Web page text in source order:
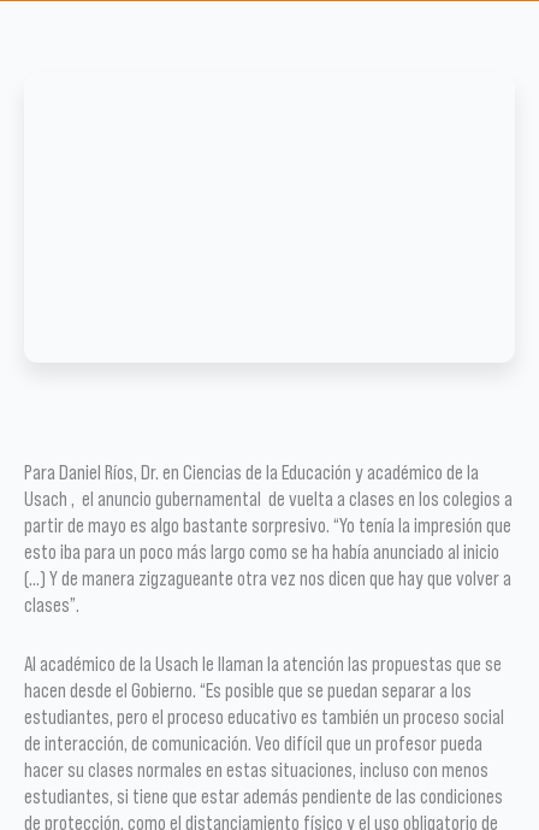
Para Daniel Ríos, Dr. en Ciencias de la Educación y académico de la
Usach , el anuncio gubernamental de vuelta a clases en los colegios a
partir de mayo es algo bastante sorpresivo. “Yo tenía la impresión que
esto iba para un poco más largo como se ha había anunciado al inicio
(…) Y de manera zigzagueante otra vez nos dicen que hay que volver a
clases”.
Al académico de la Usach le llaman la atención las propuestas que se
hacen desde el Gobierno. “Es posible que se puedan separar a los
estudiantes, pero el proceso educativo es también un proceso social
de interacción, de comunicación. Veo difícil que un profesor pueda
hacer su clases normales en estas situaciones, incluso con menos
estudiantes, si tiene que estar además pendiente de las condiciones
de protección, como el distanciamiento físico y el uso obligatorio de